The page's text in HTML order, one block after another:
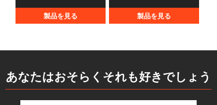
製品を見る 製品を見る
あなたはおそらくそれも好きでしょう